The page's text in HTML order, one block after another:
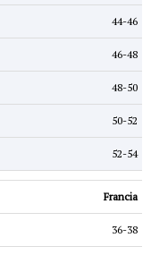
44-46
46-48
48-50
50-52
52-54
Francia
36-38